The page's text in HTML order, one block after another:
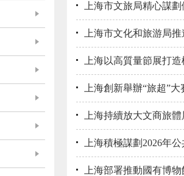
上海市文旅局精心謀
上海市文化和旅游局
上海以高質量節展打
上海創新舉辦“旅超”大
上海持續放大文商旅
上海積極謀劃2026年
上海部署推動國有博